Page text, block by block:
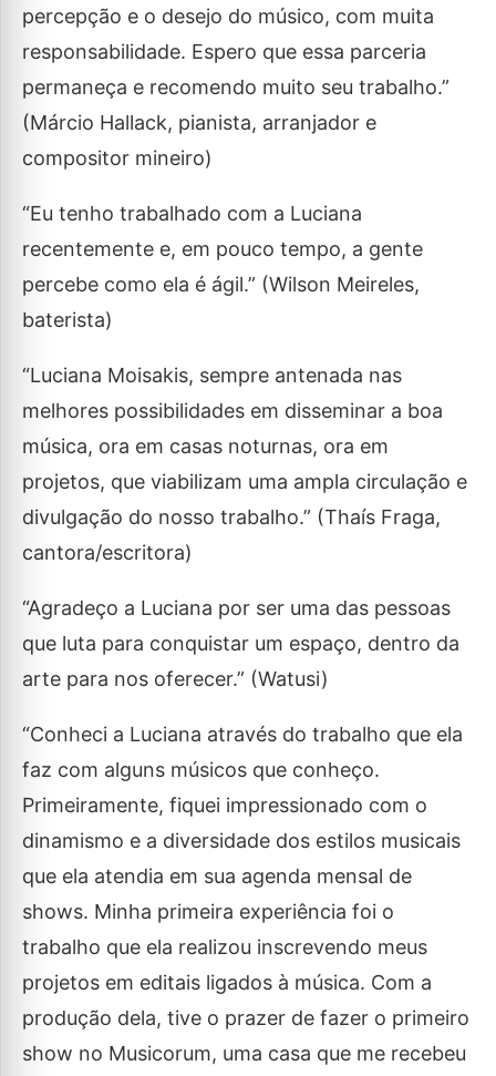
percepção e o desejo do músico, com muita
responsabilidade. Espero que essa parceria
permaneça e recomendo muito seu trabalho.”
(Márcio Hallack, pianista, arranjador e
compositor mineiro)
“Eu tenho trabalhado com a Luciana
recentemente e, em pouco tempo, a gente
percebe como ela é ágil.” (Wilson Meireles,
baterista)
“Luciana Moisakis, sempre antenada nas
melhores possibilidades em disseminar a boa
música, ora em casas noturnas, ora em
projetos, que viabilizam uma ampla circulação e
divulgação do nosso trabalho.” (Thaís Fraga,
cantora/escritora)
“Agradeço a Luciana por ser uma das pessoas
que luta para conquistar um espaço, dentro da
arte para nos oferecer.” (Watusi)
“Conheci a Luciana através do trabalho que ela
faz com alguns músicos que conheço.
Primeiramente, fiquei impressionado com o
dinamismo e a diversidade dos estilos musicais
que ela atendia em sua agenda mensal de
shows. Minha primeira experiência foi o
trabalho que ela realizou inscrevendo meus
projetos em editais ligados à música. Com a
produção dela, tive o prazer de fazer o primeiro
show no Musicorum, uma casa que me recebeu